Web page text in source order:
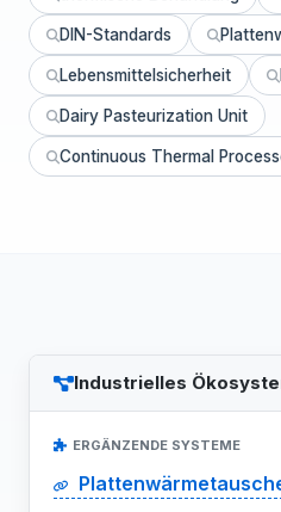
DIN-Standards
Lebensmittelsicherheit
Dairy Pasteurization Unit
Continuous Thermal
Industrielles
ERGÄNZENDE SYSTEME